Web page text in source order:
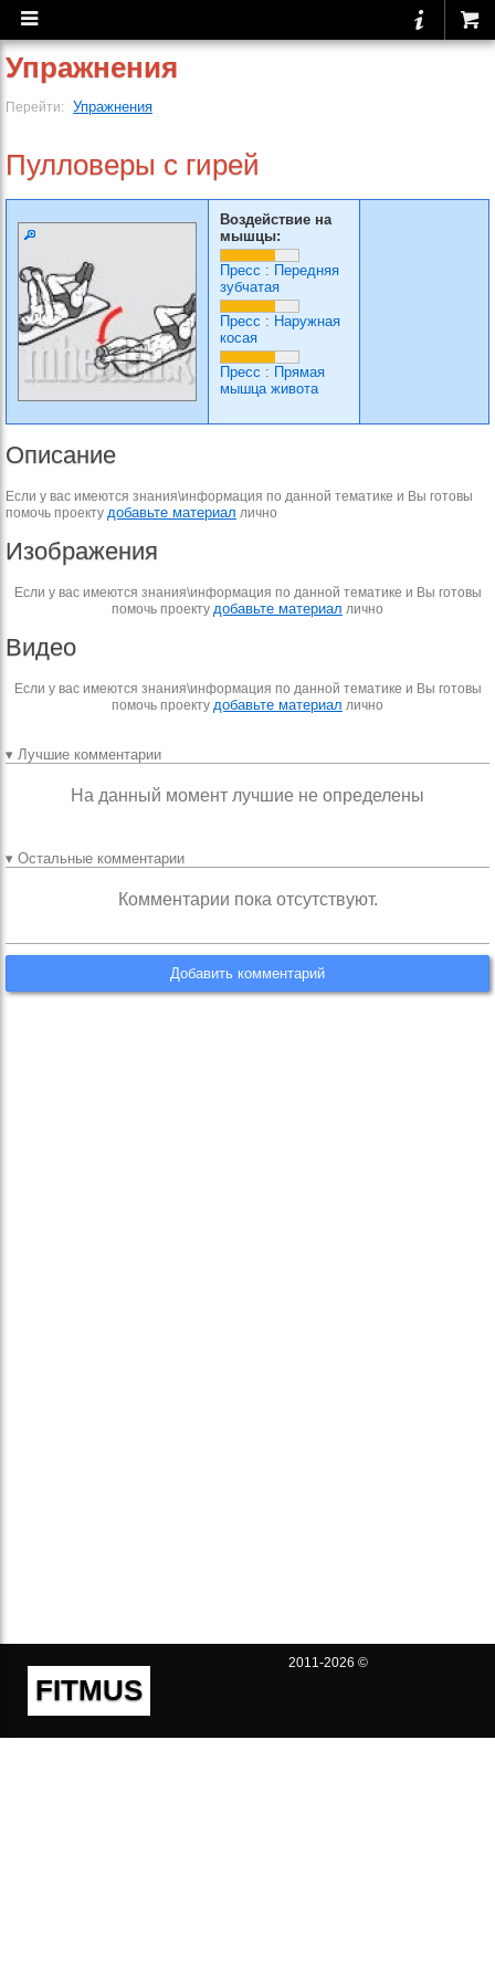
Упражнения
Перейти: Упражнения
Пулловеры с гирей
Воздействие на
мышцы:
Пресс : Передняя
зубчатая
Пресс : Наружная
косая
Пресс : Прямая
мышца живота
Описание
Если у вас имеются знания\информация по данной тематике и Вы готовы
помочь проекту добавьте материал лично
Изображения
Если у вас имеются знания\информация по данной тематике и Вы готовы
помочь проекту добавьте материал лично
Видео
Если у вас имеются знания\информация по данной тематике и Вы готовы
помочь проекту добавьте материал лично
▾ Лучшие комментарии
На данный момент лучшие не определены
▾ Остальные комментарии
Комментарии пока отсутствуют.
Добавить комментарий
FITMUS
2011-2026 ©